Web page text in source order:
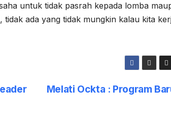
untuk tidak pasrah kepada lomba
ada yang tidak mungkin kalau kita
Melati Ockta : Program